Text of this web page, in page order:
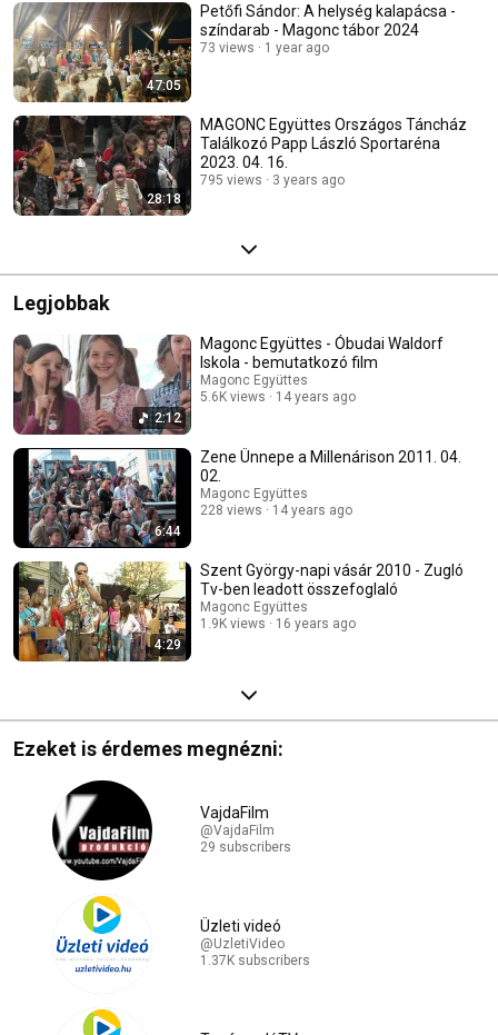
47:05
Petőfi Sándor: A helység kalapácsa -
színdarab - Magonc tábor 2024
73 views 1 year ago
28:18
MAGONC Együttes Országos Táncház
Találkozó Papp László Sportaréna
2023. 04. 16.
795 views 3 years ago
Legjobbak
2:12
Magonc Együttes - Óbudai Waldorf
Iskola - bemutatkozó film
Magonc Együttes
5.6K views
14 years ago
6:44
Zene Ünnepe a Millenárison 2011. 04.
02.
Magonc Együttes
228 views
14 years ago
4:29
Szent György-napi vásár 2010 - Zugló
Tv-ben leadott összefoglaló
Magonc Együttes
1.9K views
16 years ago
Ezeket is érdemes megnézni:
VajdaFilm
@VajdaFilm
29 subscribers
Üzleti videó
@UzletiVideo
1.37K subscribers